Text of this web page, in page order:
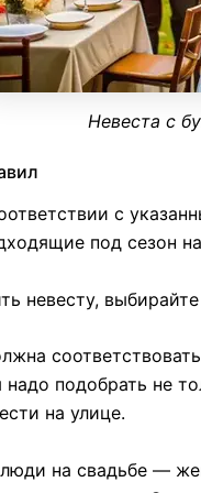
Невеста с
с
под сезон
невесту,
подобрать не
на улице.
люди на свадьбе —